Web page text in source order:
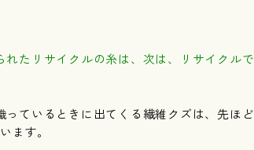
たリサイクルの糸は、次は、リサイクルで
ているときに出てくる繊維クズは、先ほど
ます。